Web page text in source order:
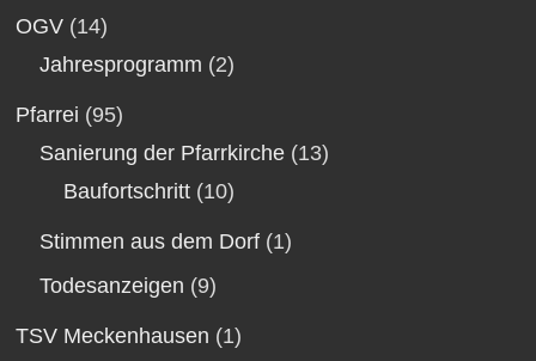
OGV (14)
Jahresprogramm (2)
Pfarrei (95)
Sanierung der Pfarrkirche (13)
Baufortschritt (10)
Stimmen aus dem Dorf (1)
Todesanzeigen (9)
TSV Meckenhausen (1)